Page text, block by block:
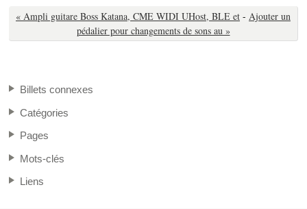
« Ampli guitare Boss Katana, CME WIDI UHost, BLE et - Ajouter un
pédalier pour changements de sons au »
Billets connexes
Catégories
Pages
Mots-clés
Liens